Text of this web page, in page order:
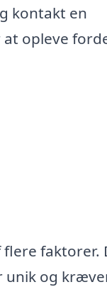
kontakt en
opleve
faktorer.
unik og